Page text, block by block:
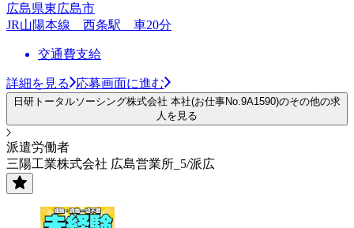
広島県東広島市
JR山陽本線 西条駅 車20分
交通費支給
詳細を見る 応募画面に進む
日研トータルソーシング株式会社 本社(お仕事No.9A1590)のその他の求
人を見る
派遣労働者
三陽工業株式会社 広島営業所_5/派広